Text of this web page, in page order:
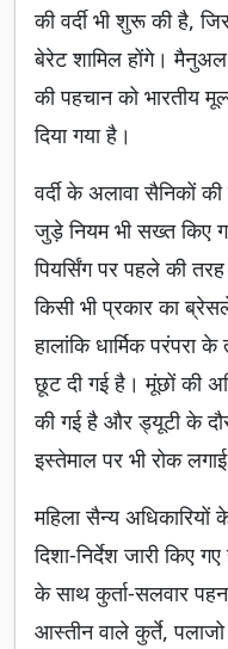
की वर्दी भी शुरू की है,
बेरेट शामिल होंगे। मैनुअल
की पहचान को भारतीय
दिया गया है।
वर्दी के अलावा सैनिकों
जुड़े नियम भी सख्त किए
पियर्सिंग पर पहले की
किसी भी प्रकार का
हालांकि धार्मिक परंपरा
छूट दी गई है। मूंछों की
की गई है और ड्यूटी के
इस्तेमाल पर भी रोक
महिला सैन्य
दिशा-निर्देश जारी किए
के साथ कुर्ता-सलवार
आस्तीन वाले कुर्ते,